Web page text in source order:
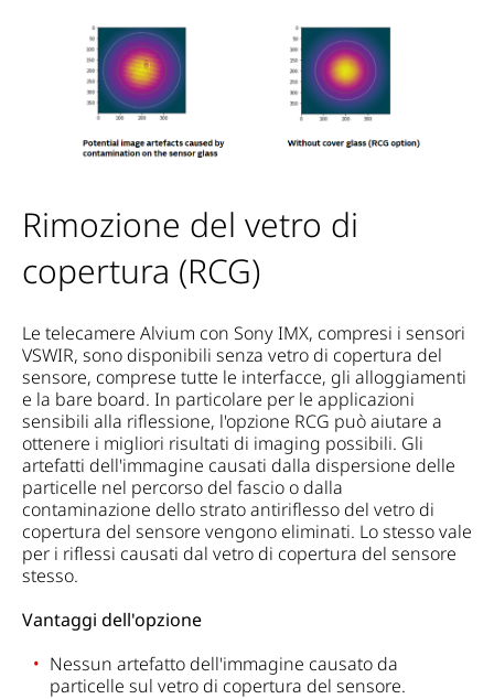
Rimozione del vetro di
copertura (RCG)
Le telecamere Alvium con Sony IMX, compresi i sensori
VSWIR, sono disponibili senza vetro di copertura del
sensore, comprese tutte le interfacce, gli alloggiamenti
e la bare board. In particolare per le applicazioni
sensibili alla riflessione, l'opzione RCG può aiutare a
ottenere i migliori risultati di imaging possibili. Gli
artefatti dell'immagine causati dalla dispersione delle
particelle nel percorso del fascio o dalla
contaminazione dello strato antiriflesso del vetro di
copertura del sensore vengono eliminati. Lo stesso vale
per i riflessi causati dal vetro di copertura del sensore
stesso.
Vantaggi dell'opzione
Nessun artefatto dell'immagine causato da
particelle sul vetro di copertura del sensore.